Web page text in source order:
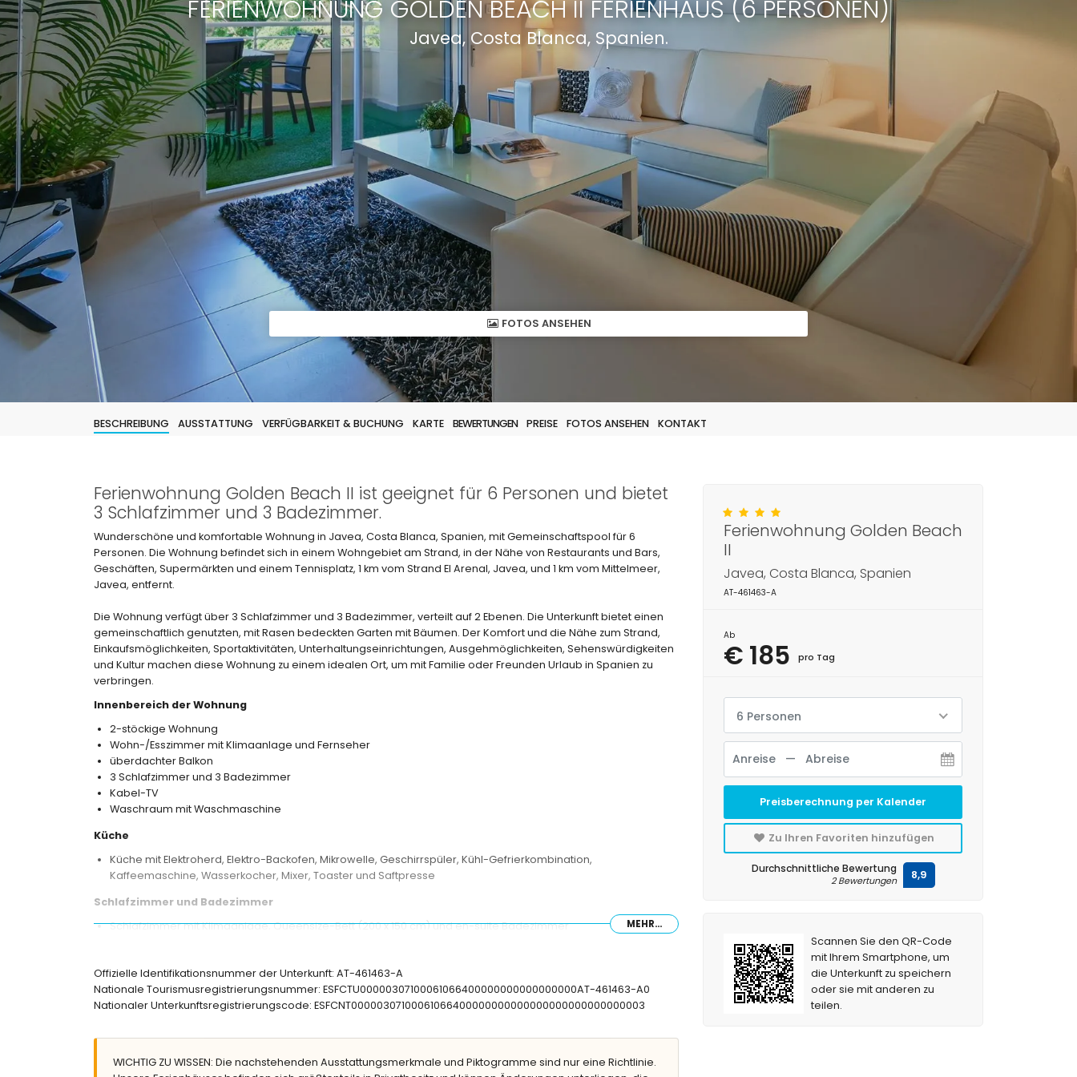
FERIENWOHNUNG GOLDEN BEACH II FERIENHAUS (6 PERSONEN)
Javea, Costa Blanca, Spanien.
FOTOS ANSEHEN
BESCHREIBUNG AUSSTATTUNG VERFÜGBARKEIT & BUCHUNG KARTE BEWERTUNGEN PREISE FOTOS ANSEHEN KONTAKT
Ferienwohnung Golden Beach II ist geeignet für 6 Personen und bietet
3 Schlafzimmer und 3 Badezimmer.
Wunderschöne und komfortable Wohnung in Javea, Costa Blanca, Spanien, mit Gemeinschaftspool für 6
Personen. Die Wohnung befindet sich in einem Wohngebiet am Strand, in der Nähe von Restaurants und Bars,
Geschäften, Supermärkten und einem Tennisplatz, 1 km vom Strand El Arenal, Javea, und 1 km vom Mittelmeer,
Javea, entfernt.
Die Wohnung verfügt über 3 Schlafzimmer und 3 Badezimmer, verteilt auf 2 Ebenen. Die Unterkunft bietet einen
gemeinschaftlich genutzten, mit Rasen bedeckten Garten mit Bäumen. Der Komfort und die Nähe zum Strand,
Einkaufsmöglichkeiten, Sportaktivitäten, Unterhaltungseinrichtungen, Ausgehmöglichkeiten, Sehenswürdigkeiten
und Kultur machen diese Wohnung zu einem idealen Ort, um mit Familie oder Freunden Urlaub in Spanien zu
verbringen.
Innenbereich der Wohnung
2-stöckige Wohnung
Wohn-/Esszimmer mit Klimaanlage und Fernseher
überdachter Balkon
3 Schlafzimmer und 3 Badezimmer
Kabel-TV
Waschraum mit Waschmaschine
Küche
Küche mit Elektroherd, Elektro-Backofen, Mikrowelle, Geschirrspüler, Kühl-Gefrierkombination,
Kaffeemaschine, Wasserkocher, Mixer, Toaster und Saftpresse
Schlafzimmer und Badezimmer
Schlafzimmer mit Klimaanlage, Queensize-Bett (200 x 150 cm) und en-suite Badezimmer
En-suite Badezimmer mit Einzelwaschbecken, Badewanne/Dusche, Bidet und WC
Badezimmer mit Einzelwaschbecken, Badewanne/Dusche, Bidet und WC
Badezimmer mit Einzelwaschbecken, Dusche und WC
Großes Grundstück
Lagunenförmiger Gemeinschaftspool (20 m x 8 m und 2 m tief)
MEHR...
Offizielle Identifikationsnummer der Unterkunft: AT-461463-A
Nationale Tourismusregistrierungsnummer: ESFCTU00000307100061066400000000000000000AT-461463-A0
Nationaler Unterkunftsregistrierungscode: ESFCNT00000307100061066400000000000000000000000000003
WICHTIG ZU WISSEN: Die nachstehenden Ausstattungsmerkmale und Piktogramme sind nur eine Richtlinie.
Ferienwohnung Golden Beach
II
Javea, Costa Blanca, Spanien
AT-461463-A
Ab
€ 185 pro Tag
6 Personen
Preisberechnung per Kalender
Zu Ihren Favoriten hinzufügen
Durchschnittliche Bewertung
2 Bewertungen 8,9
Scannen Sie den QR-Code
mit Ihrem Smartphone, um
die Unterkunft zu speichern
oder sie mit anderen zu
teilen.